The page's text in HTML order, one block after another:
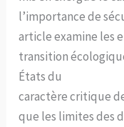
l’importance de
article examine les
transition
États du
caractère critique
que les limites des